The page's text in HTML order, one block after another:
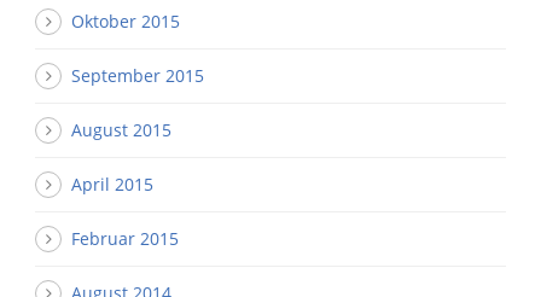
Oktober 2015
September 2015
August 2015
April 2015
Februar 2015
August 2014